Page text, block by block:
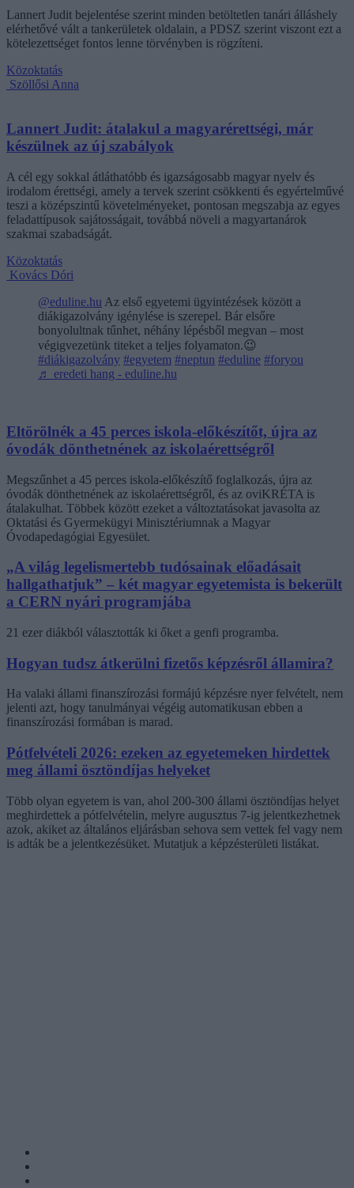
Lannert Judit bejelentése szerint minden betöltetlen tanári álláshely
elérhetővé vált a tankerületek oldalain, a PDSZ szerint viszont ezt a
kötelezettséget fontos lenne törvényben is rögzíteni.
Közoktatás
Szöllősi Anna
Lannert Judit: átalakul a magyarérettségi, már
készülnek az új szabályok
A cél egy sokkal átláthatóbb és igazságosabb magyar nyelv és
irodalom érettségi, amely a tervek szerint csökkenti és egyértelművé
teszi a középszintű követelményeket, pontosan megszabja az egyes
feladattípusok sajátosságait, továbbá növeli a magyartanárok
szakmai szabadságát.
Közoktatás
Kovács Dóri
@eduline.hu Az első egyetemi ügyintézések között a
diákigazolvány igénylése is szerepel. Bár elsőre
bonyolultnak tűnhet, néhány lépésből megvan – most
végigvezetünk titeket a teljes folyamaton.😉
#diákigazolvány #egyetem #neptun #eduline #foryou
♬ eredeti hang - eduline.hu
Eltörölnék a 45 perces iskola-előkészítőt, újra az
óvodák dönthetnének az iskolaérettségről
Megszűnhet a 45 perces iskola-előkészítő foglalkozás, újra az
óvodák dönthetnének az iskolaérettségről, és az oviKRÉTA is
átalakulhat. Többek között ezeket a változtatásokat javasolta az
Oktatási és Gyermekügyi Minisztériumnak a Magyar
Óvodapedagógiai Egyesület.
„A világ legelismertebb tudósainak előadásait
hallgathatjuk” – két magyar egyetemista is bekerült
a CERN nyári programjába
21 ezer diákból választották ki őket a genfi programba.
Hogyan tudsz átkerülni fizetős képzésről államira?
Ha valaki állami finanszírozási formájú képzésre nyer felvételt, nem
jelenti azt, hogy tanulmányai végéig automatikusan ebben a
finanszírozási formában is marad.
Pótfelvételi 2026: ezeken az egyetemeken hirdettek
meg állami ösztöndíjas helyeket
Több olyan egyetem is van, ahol 200-300 állami ösztöndíjas helyet
meghirdettek a pótfelvételin, melyre augusztus 7-ig jelentkezhetnek
azok, akiket az általános eljárásban sehova sem vettek fel vagy nem
is adták be a jelentkezésüket. Mutatjuk a képzésterületi listákat.